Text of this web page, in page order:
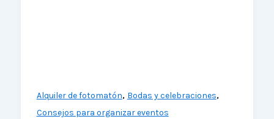
Alquiler de fotomatón, Bodas y celebraciones,
Consejos para organizar eventos